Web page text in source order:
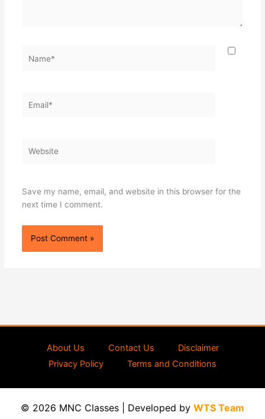
Save my name, email, and website in this browser for the
next time I comment.
About Us Contact Us
Disclaimer
Privacy Policy
Terms and Conditions
© 2026 MNC Classes | Developed by WTS Team